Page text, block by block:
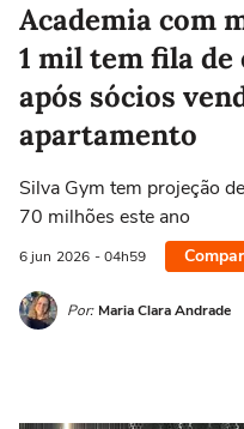
Academia com
1 mil tem fila de
após sócios
apartamento
Silva Gym tem projeção
70 milhões este ano
6 jun 2026 - 04h59
Por: Maria Clara Andrade